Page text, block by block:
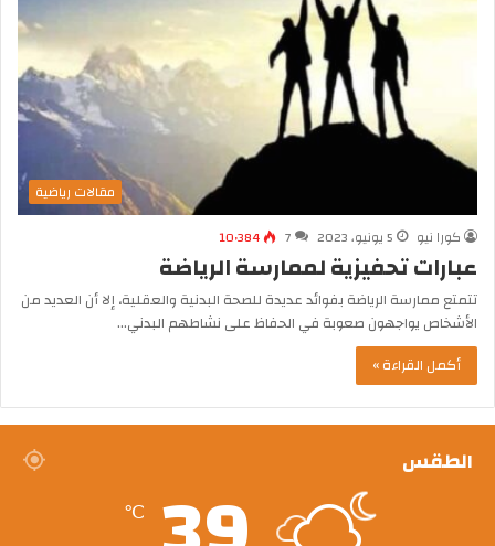
مقالات رياضية
كورا نيو
5 يونيو، 2023 7 10٬384
عبارات تحفيزية لممارسة الرياضة
تتمتع ممارسة الرياضة بفوائد عديدة للصحة البدنية والعقلية، إلا أن العديد من
الأشخاص يواجهون صعوبة في الحفاظ على نشاطهم البدني…
أكمل القراءة »
الطقس
℃